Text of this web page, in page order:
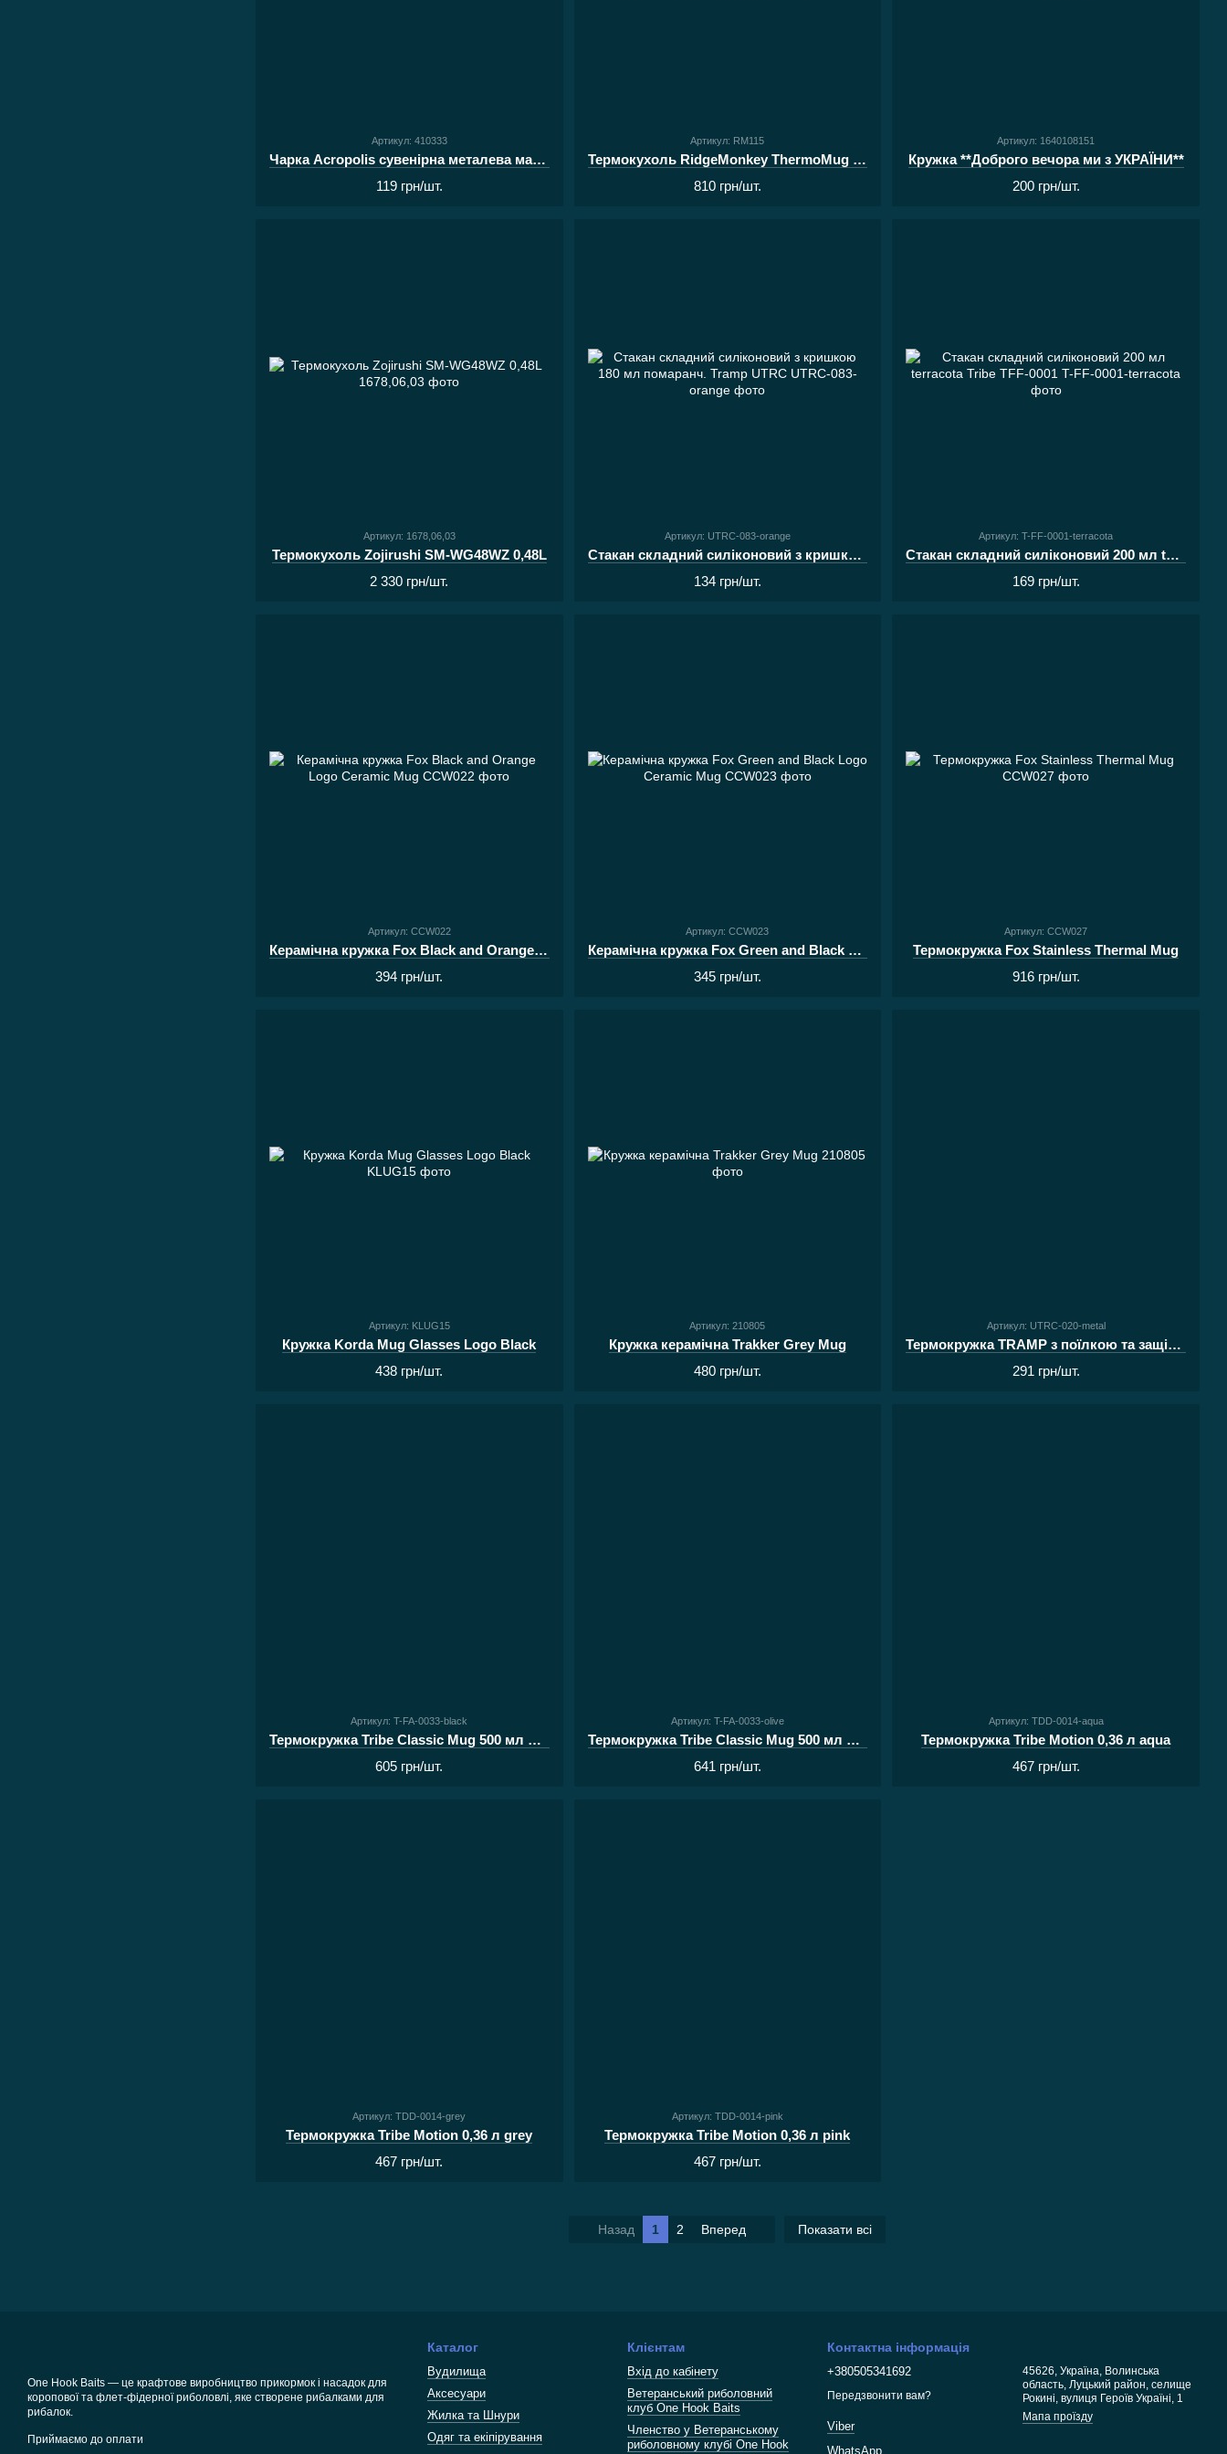
Артикул: 410333
Чарка Acropolis сувенірна металева мала СХМ-1з
119 грн/шт.
Артикул: RM115
Термокухоль RidgeMonkey ThermoMug 400ml ц:gunmetal green
810 грн/шт.
Артикул: 1640108151
Кружка **Доброго вечора ми з УКРАЇНИ**
200 грн/шт.
Артикул: 1678,06,03
Термокухоль Zojirushi SM-WG48WZ 0,48L
2 330 грн/шт.
Артикул: UTRC-083-orange
Стакан складний силіконовий з кришкою 180 мл помаранч. Tramp UTRC
134 грн/шт.
Артикул: T-FF-0001-terracota
Стакан складний силіконовий 200 мл terracota Tribe TFF-0001
169 грн/шт.
Артикул: CCW022
Керамічна кружка Fox Black and Orange Logo Ceramic Mug
394 грн/шт.
Артикул: CCW023
Керамічна кружка Fox Green and Black Logo Ceramic Mug
345 грн/шт.
Артикул: CCW027
Термокружка Fox Stainless Thermal Mug
916 грн/шт.
Артикул: KLUG15
Кружка Korda Mug Glasses Logo Black
438 грн/шт.
Артикул: 210805
Кружка керамічна Trakker Grey Mug
480 грн/шт.
Артикул: UTRC-020-metal
Термокружка TRAMP з поїлкою та защібкою 350 мл метал
291 грн/шт.
Артикул: T-FA-0033-black
Термокружка Tribe Classic Mug 500 мл black
605 грн/шт.
Артикул: T-FA-0033-olive
Термокружка Tribe Classic Mug 500 мл olive
641 грн/шт.
Артикул: TDD-0014-aqua
Термокружка Tribe Motion 0,36 л aqua
467 грн/шт.
Артикул: TDD-0014-grey
Термокружка Tribe Motion 0,36 л grey
467 грн/шт.
Артикул: TDD-0014-pink
Термокружка Tribe Motion 0,36 л pink
467 грн/шт.
Назад 1 2 Вперед Показати всі
One Hook Baits — це крафтове виробництво прикормок і насадок для
коропової та флет-фідерної риболовлі, яке створене рибалками для
рибалок.
Приймаємо до оплати
Каталог
Вудилища
Аксесуари
Жилка та Шнури
Одяг та екіпірування
Клієнтам
Вхід до кабінету
Ветеранський риболовний
клуб One Hook Baits
Членство у Ветеранському
риболовному клубі One Hook
Контактна інформація
+380505341692
Передзвонити вам?
Viber
WhatsApp
45626, Україна, Волинська
область, Луцький район, селище
Рокині, вулиця Героїв Україні, 1
Мапа проїзду